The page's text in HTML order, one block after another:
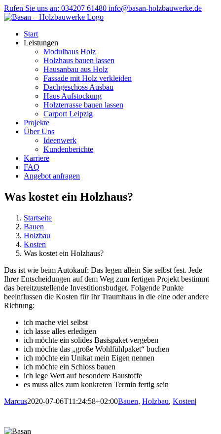
Zum
Inhalt
Rufen Sie uns an: 034207 61480 info@basan-holzbauwerke.de
Start
Leistungen
Modulhaus Holz
Holzhaus bauen lassen
Hausanbau aus Holz
Fassade mit Holz verkleiden
Dachgeschoss Ausbau
Haus Aufstockung
Holzterrasse bauen lassen
Carport Leipzig
Projekte
Über Uns
Ideenwerk
Kundenberichte
Karriere
FAQ
Angebot anfragen
Was kostet ein Holzhaus?
Startseite
Bauen
Holzbau
Kosten
Was kostet ein Holzhaus?
Das ist wie beim Autokauf: Das legen allein Sie selbst fest. Jede
Ihrer Entscheidungen auf dem Weg zum fertigen Projekt bestimmt
das bereitzustellende Investitionsbudget. Folgende Punkte
beeinflussen die Kosten für Ihr Traumhaus in die eine oder andere
Richtung:
ich mache viel selbst
ich lasse alles erledigen
ich möchte ein solides Basispaket vergeben
ich möchte das „große Wohlfühlpaket“ buchen
ich möchte ein Unikat mein Eigen nennen
ich möchte ein Schloss bauen
ich lege Wert auf besondere Baustoffe
es muss alles zum konkreten Termin fertig sein
Marcus2020-07-06T11:24:58+02:00Bauen, Holzbau, Kosten|